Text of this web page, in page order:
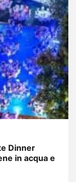
Dinner
in acqua e